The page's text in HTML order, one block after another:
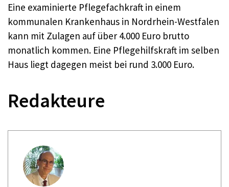
Eine examinierte Pflegefachkraft in einem
kommunalen Krankenhaus in Nordrhein-Westfalen
kann mit Zulagen auf über 4.000 Euro brutto
monatlich kommen. Eine Pflegehilfskraft im selben
Haus liegt dagegen meist bei rund 3.000 Euro.
Redakteure